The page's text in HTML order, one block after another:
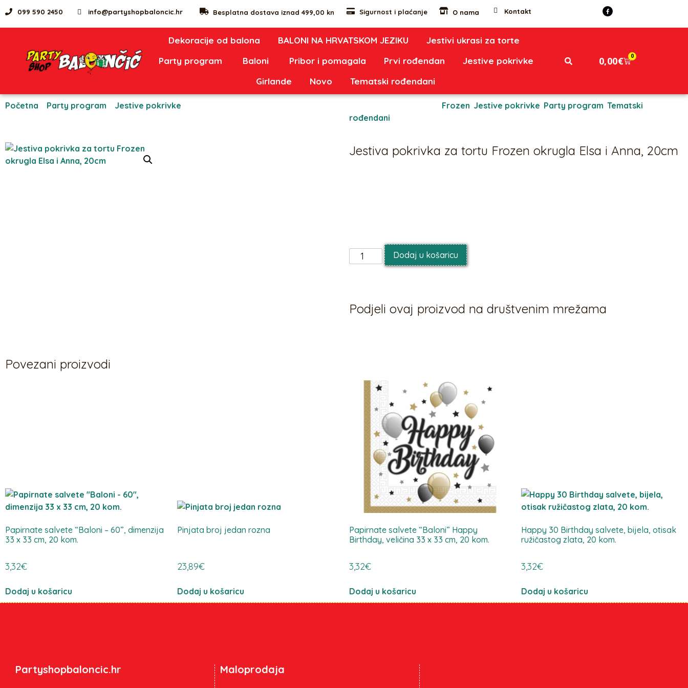
099 590 2450 info@partyshopbaloncic.hr Besplatna dostava iznad 499,00 kn Sigurnost i plaćanje O nama Kontakt
Dekoracije od balona BALONI NA HRVATSKOM JEZIKU
Jestivi ukrasi za torte
Party program
Baloni Pribor i pomagala Prvi rođendan
Jestive pokrivke
Girlande
Novo Tematski rođendani
0,00€ 0
Početna Party program Jestive pokrivke Frozen Jestive pokrivke Party program Tematski
rođendani
Jestiva pokrivka za tortu Frozen okrugla Elsa i Anna, 20cm
Dodaj u košaricu
Podjeli ovaj proizvod na društvenim mrežama
Povezani proizvodi
Papirnate salvete “Baloni – 60”, dimenzija
33 x 33 cm, 20 kom.
3,32€
Dodaj u košaricu
Pinjata broj jedan rozna
23,89€
Dodaj u košaricu
Papirnate salvete “Baloni” Happy
Birthday, veličina 33 x 33 cm, 20 kom.
3,32€
Dodaj u košaricu
Happy 30 Birthday salvete, bijela, otisak
ružičastog zlata, 20 kom.
3,32€
Dodaj u košaricu
Partyshopbaloncic.hr Maloprodaja